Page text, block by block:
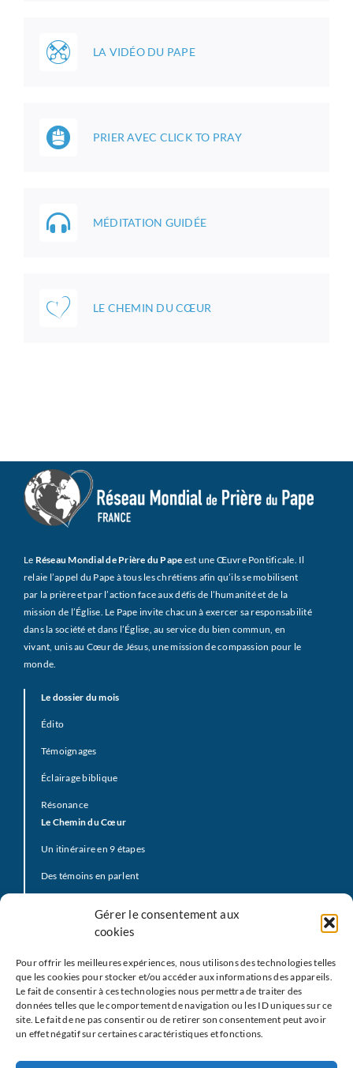
Gérer le consentement aux
cookies
Pour offrir les meilleures expériences, nous utilisons des technologies telles
que les cookies pour stocker et/ou accéder aux informations des appareils.
Le fait de consentir à ces technologies nous permettra de traiter des
données telles que le comportement de navigation ou les ID uniques sur ce
site. Le fait de ne pas consentir ou de retirer son consentement peut avoir
un effet négatif sur certaines caractéristiques et fonctions.
LA VIDÉO DU PAPE
PRIER AVEC CLICK TO PRAY
MÉDITATION GUIDÉE
LE CHEMIN DU CŒUR
Le Réseau Mondial de Prière du Pape est une Œuvre Pontificale. Il
relaie l’appel du Pape à tous les chrétiens afin qu’ils se mobilisent
par la prière et par l’action face aux défis de l’humanité et de la
mission de l’Église. Le Pape invite chacun à exercer sa responsabilité
dans la société et dans l’Église, au service du bien commun, en
vivant, unis au Cœur de Jésus, une mission de compassion pour le
monde.
Le dossier du mois
Édito
Témoignages
Éclairage biblique
Résonance
Le Chemin du Cœur
Un itinéraire en 9 étapes
Des témoins en parlent
La Vidéo du Pape
Prier avec la Parole de Dieu
Prière Universelle